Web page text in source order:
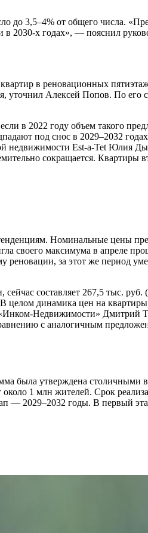
до 3,5–4% от общего числа.
в 2030-х годах», — пояснил
в реновационных
уточнил Алексей Попов. По его
в 2022 году объем такого
под снос в 2029–2032
недвижимости Est-a-Tet Юлия
сокращается. Квартиры
Номинальные цены
своего максимума в апреле
реновации, за этот же период
составляет 267,5 тыс. руб.
целом динамика цен на
«Инком-Недвижимости» Дмитрий
с аналогичным
была утверждена столичными
около 1 млн жителей. Срок
— 2029–2032 годы. В первый